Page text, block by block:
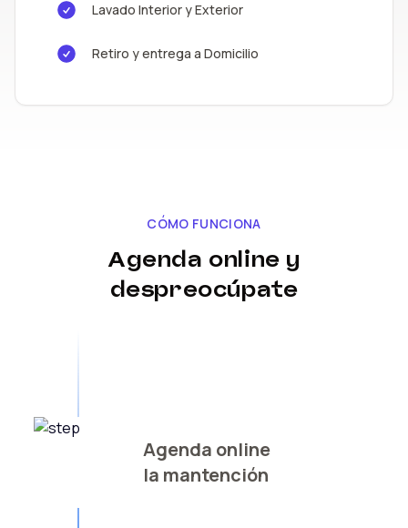
Lavado Interior y Exterior
Retiro y entrega a Domicilio
CÓMO FUNCIONA
Agenda online y
despreocúpate
Agenda online
la mantención